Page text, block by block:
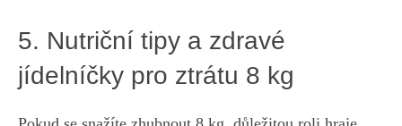
5. Nutriční tipy ⁢a ⁤zdravé
jídelníčky pro ⁤ztrátu 8 kg